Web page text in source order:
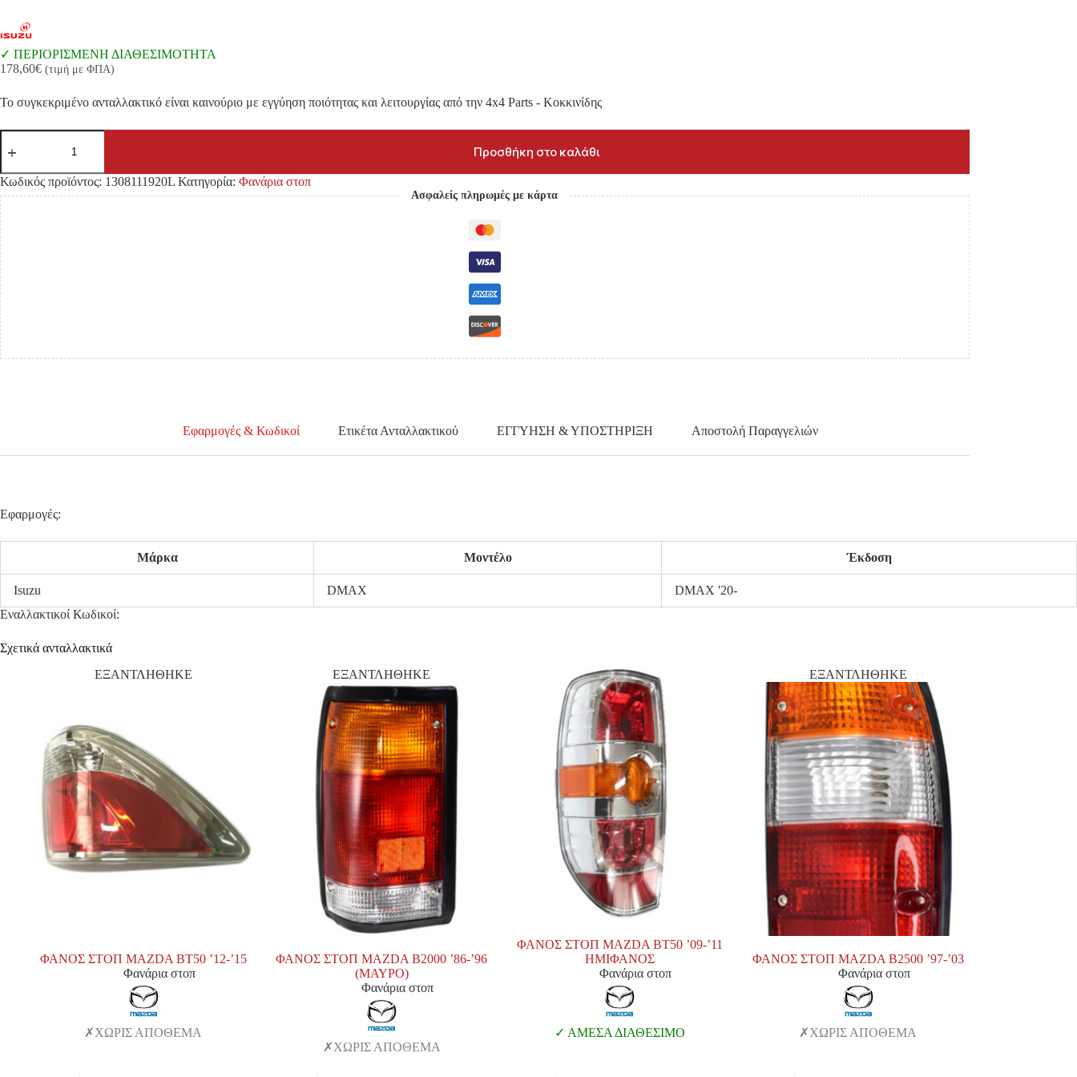
ΠΕΡΙΟΡΙΣΜΕΝΗ ΔΙΑΘΕΣΙΜΟΤΗΤΑ
178,60€ (τιμή με ΦΠΑ)
Το συγκεκριμένο ανταλλακτικό είναι καινούριο με εγγύηση ποιότητας και λειτουργίας από την 4x4 Parts - Κοκκινίδης
ΦΑΝΟΣ
ΣΤΟΠ
DMAX
'20-
'22
LED
DIAMOND
ΑΡΙΣΤΕΡΑ
ποσότητα
Προσθήκη στο καλάθι
Κωδικός προϊόντος: 1308111920L Κατηγορία: Φανάρια στοπ
Ασφαλείς πληρωμές με κάρτα
Εφαρμογές & Κωδικοί Ετικέτα Ανταλλακτικού ΕΓΓΥΗΣΗ & ΥΠΟΣΤΗΡΙΞΗ Αποστολή Παραγγελιών
Εφαρμογές:
Μάρκα Μοντέλο Έκδοση
Isuzu DMAX
DMAX '20-
Εναλλακτικοί Κωδικοί:
Σχετικά ανταλλακτικά
ΕΞΑΝΤΛΗΘΗΚΕ
ΦΑΝΟΣ ΣΤΟΠ MAZDA BT50 ’12-’15
Φανάρια στοπ
ΧΩΡΙΣ ΑΠΟΘΕΜΑ
ΕΞΑΝΤΛΗΘΗΚΕ
ΦΑΝΟΣ ΣΤΟΠ MAZDA Β2000 ’86-’96
(ΜΑΥΡΟ)
Φανάρια στοπ
ΧΩΡΙΣ ΑΠΟΘΕΜΑ
ΦΑΝΟΣ ΣΤΟΠ MAZDA BT50 ’09-’11
ΗΜΙΦΑΝΟΣ
Φανάρια στοπ
ΑΜΕΣΑ ΔΙΑΘΕΣΙΜΟ
ΕΞΑΝΤΛΗΘΗΚΕ
ΦΑΝΟΣ ΣΤΟΠ MAZDA Β2500 ’97-’03
Φανάρια στοπ
ΧΩΡΙΣ ΑΠΟΘΕΜΑ